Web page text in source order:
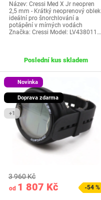
Název: Cressi Med X Jr neopren
2,5 mm - Krátký neoprenový oblek
ideální pro šnorchlování a
potápění v mírných vodách
Značka: Cressi Model: LV438011…
Poslední kus skladem
Novinka
Doprava zdarma
+1
od 1 807 Kč
3 960 Kč
-54 %